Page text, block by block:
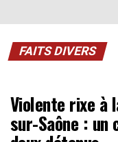
FAITS DIVERS
Violente rixe à
sur-Saône :